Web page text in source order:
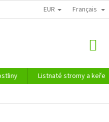
EUR Français
Listnaté stromy a keře